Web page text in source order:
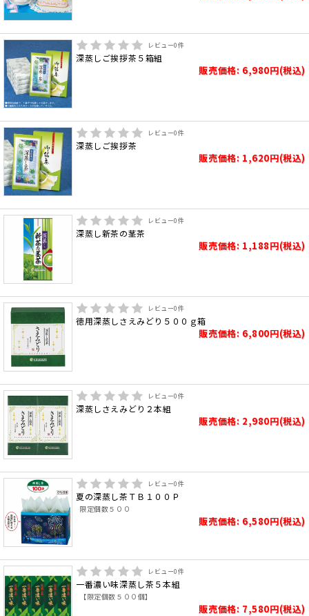
レビュー0件
深蒸しご挨拶茶５箱組
販売価格: 6,980円(税込)
レビュー0件
深蒸しご挨拶茶
販売価格: 1,620円(税込)
レビュー0件
深蒸し新茶の茎茶
販売価格: 1,188円(税込)
レビュー0件
徳用深蒸しさえみどり５００ｇ箱
販売価格: 6,800円(税込)
レビュー0件
深蒸しさえみどり２本組
販売価格: 2,980円(税込)
レビュー0件
夏の深蒸し茶ＴＢ１００Ｐ
限定個数５００
販売価格: 6,580円(税込)
レビュー0件
一番濃い味深蒸し茶５本組
【限定個数５００個】
販売価格: 7,580円(税込)